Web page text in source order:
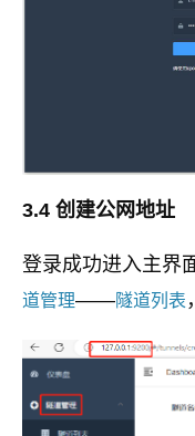
3.4 创建公网地址
登录成功进入主界
道管理——隧道列表